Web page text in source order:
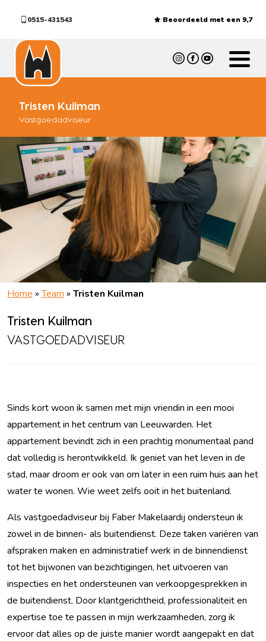
0515-431543 Beoordeeld met een 9,7
Tristen Kuilman
Vastgoedadviseur
Home »Team » Tristen Kuilman
Tristen Kuilman
VASTGOEDADVISEUR
Sinds kort woon ik samen met mijn vriendin in een mooi
appartement in het centrum van Leeuwarden. Het
appartement bevindt zich in een prachtig monumentaal pand
dat volledig is herontwikkeld. Ik geniet van het leven in de
stad, maar droom er ook van om later in een ruim huis aan het
water te wonen. Wie weet zelfs ooit in het buitenland.
Als vastgoedadviseur bij Faber Makelaardij ondersteun ik
zowel in de binnen- als buitendienst. Deze taken variëren van
afspraken maken en administratief werk in de binnendienst
tot het bijwonen van bezichtigingen, het uitvoeren van
inspecties en het ondersteunen van verkoopgesprekken in
de buitendienst. Door klantgerichtheid, professionaliteit en
expertise toe te passen in mijn werkzaamheden, zorg ik
ervoor dat alles op de juiste manier wordt aangepakt en dat